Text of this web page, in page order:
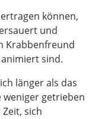
können,
und
Krabbenfreund
sind.
länger als das
weniger getrieben
sich